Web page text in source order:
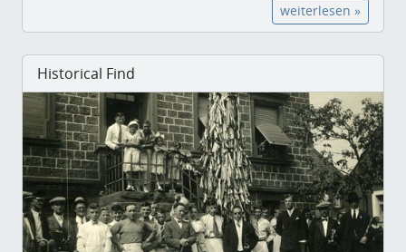
weiterlesen »
Historical Find